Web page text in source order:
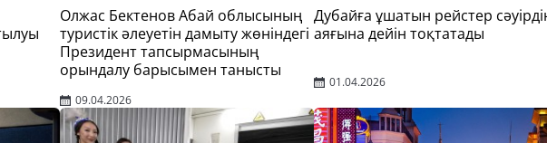
Олжас Бектенов Абай облысының
туристік әлеуетін дамыту жөніндегі
Президент тапсырмасының
орындалу барысымен танысты
09.04.2026
Дубайға ұшатын рейстер
аяғына дейін тоқтатады
01.04.2026